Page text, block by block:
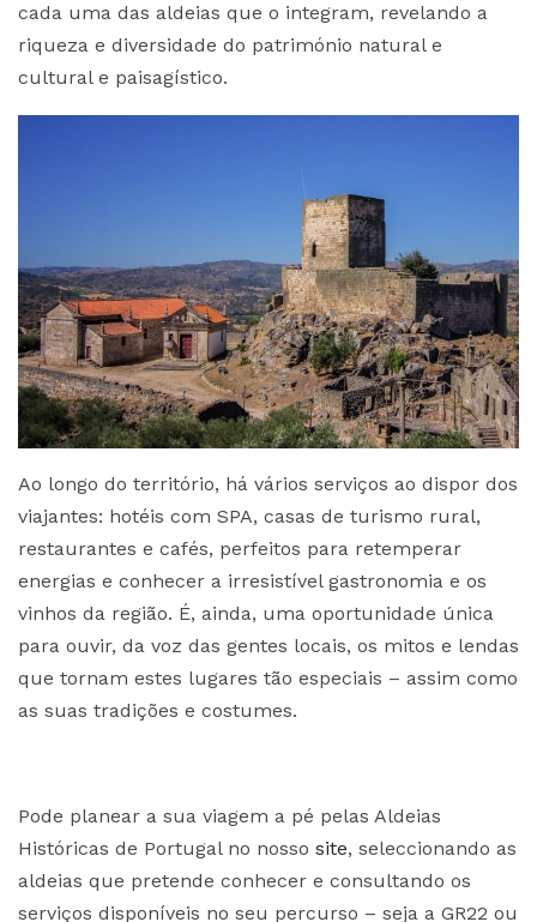
cada uma das aldeias que o integram, revelando a
riqueza e diversidade do património natural e
cultural e paisagístico.
Ao longo do território, há vários serviços ao dispor dos
viajantes: hotéis com SPA, casas de turismo rural,
restaurantes e cafés, perfeitos para retemperar
energias e conhecer a irresistível gastronomia e os
vinhos da região. É, ainda, uma oportunidade única
para ouvir, da voz das gentes locais, os mitos e lendas
que tornam estes lugares tão especiais – assim como
as suas tradições e costumes.
Pode planear a sua viagem a pé pelas Aldeias
Históricas de Portugal no nosso site, seleccionando as
aldeias que pretende conhecer e consultando os
serviços disponíveis no seu percurso – seja a GR22 ou